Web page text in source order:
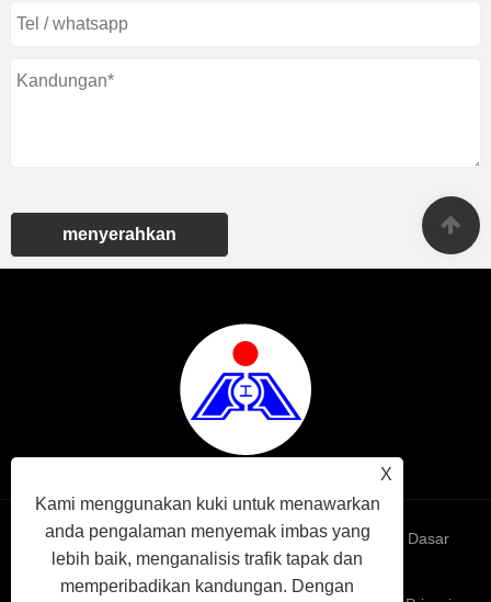
menyerahkan
X
Kami menggunakan kuki untuk menawarkan
anda pengalaman menyemak imbas yang
lebih baik, menganalisis trafik tapak dan
memperibadikan kandungan. Dengan
Links Sitemap RSS XML Dasar